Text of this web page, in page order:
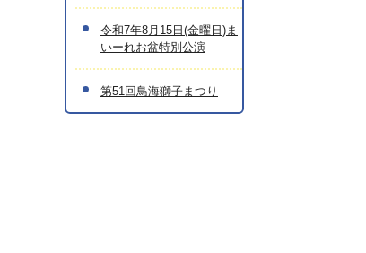
令和7年8月15日(金曜日)ま
いーれお盆特別公演
第51回鳥海獅子まつり